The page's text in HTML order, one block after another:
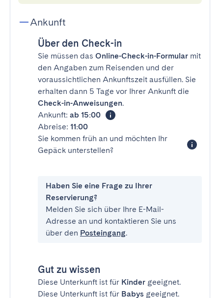
Ankunft
Über den Check-in
Sie müssen das Online-Check-in-Formular mit
den Angaben zum Reisenden und der
voraussichtlichen Ankunftszeit ausfüllen. Sie
erhalten dann 5 Tage vor Ihrer Ankunft die
Check-in-Anweisungen.
Ankunft: ab 15:00
Abreise: 11:00
Sie kommen früh an und möchten Ihr
Gepäck unterstellen?
Haben Sie eine Frage zu Ihrer
Reservierung?
Melden Sie sich über Ihre E-Mail-
Adresse an und kontaktieren Sie uns
über den Posteingang.
Gut zu wissen
Diese Unterkunft ist für Kinder geeignet.
Diese Unterkunft ist für Babys geeignet.